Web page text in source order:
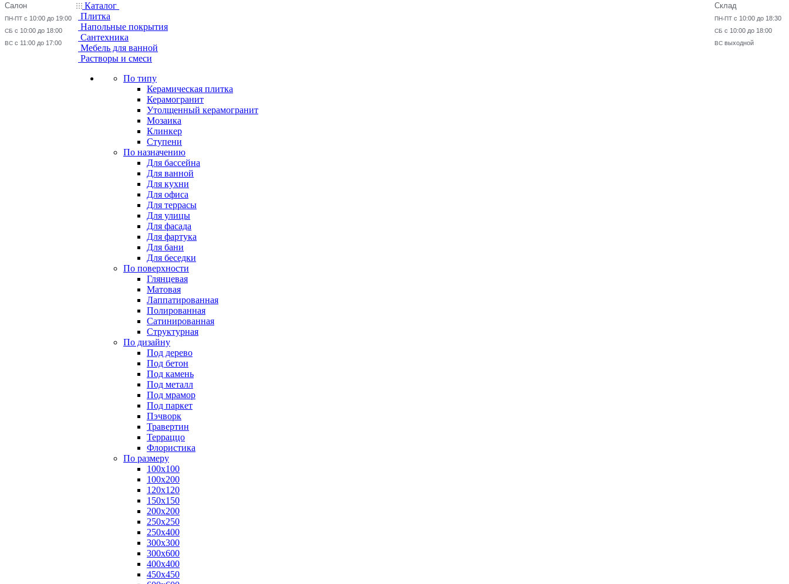
Салон
ПН-ПТ с 10:00 до 19:00
СБ с 10:00 до 18:00
ВС с 11:00 до 17:00
Склад
ПН-ПТ с 10:00 до 18:30
СБ с 10:00 до 18:00
ВС выходной
Каталог
Плитка
Напольные покрытия
Сантехника
Мебель для ванной
Растворы и смеси
По типу
Керамическая плитка
Керамогранит
Утолщенный керамогранит
Мозаика
Клинкер
Ступени
По назначению
Для бассейна
Для ванной
Для кухни
Для офиса
Для террасы
Для улицы
Для фасада
Для фартука
Для бани
Для беседки
По поверхности
Глянцевая
Матовая
Лаппатированная
Полированная
Сатинированная
Структурная
По дизайну
Под дерево
Под бетон
Под камень
Под металл
Под мрамор
Под паркет
Пэчворк
Травертин
Терраццо
Флористика
По размеру
100х100
100х200
120х120
150х150
200х200
250х250
250х400
300х300
300х600
400х400
450х450